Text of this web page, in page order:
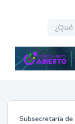
Subsecretaría